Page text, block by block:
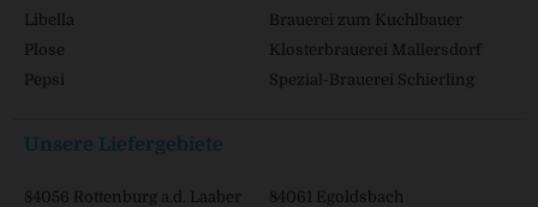
Libella
Brauerei zum Kuchlbauer
Plose
Klosterbrauerei Mallersdorf
Pepsi
Spezial-Brauerei Schierling
Unsere Liefergebiete
84056 Rottenburg a.d. Laaber
84061 Egoldsbach